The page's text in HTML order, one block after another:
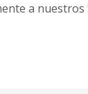
a